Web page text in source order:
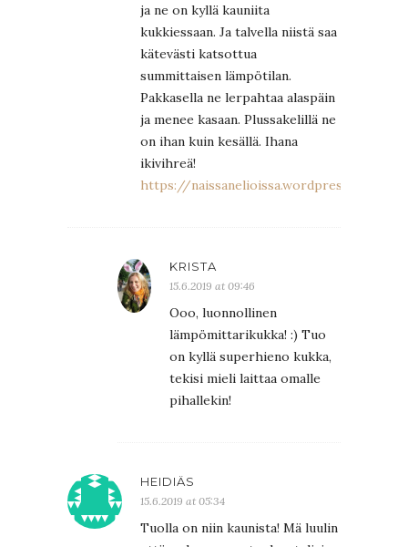
ja ne on kyllä kauniita
kukkiessaan. Ja talvella niistä saa
kätevästi katsottua
summittaisen lämpötilan.
Pakkasella ne lerpahtaa alaspäin
ja menee kasaan. Plussakelillä ne
on ihan kuin kesällä. Ihana
ikivihreä!
https://naissanelioissa.wordpress.com/
KRISTA
15.6.2019 at 09:46
Ooo, luonnollinen
lämpömittarikukka! :) Tuo
on kyllä superhieno kukka,
tekisi mieli laittaa omalle
pihallekin!
HEIDIÄS
15.6.2019 at 05:34
Tuolla on niin kaunista! Mä luulin